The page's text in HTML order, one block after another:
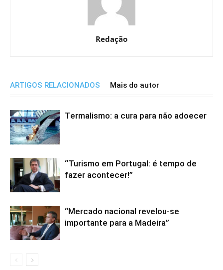
Redação
ARTIGOS RELACIONADOS Mais do autor
Termalismo: a cura para não adoecer
“Turismo em Portugal: é tempo de
fazer acontecer!”
“Mercado nacional revelou-se
importante para a Madeira”